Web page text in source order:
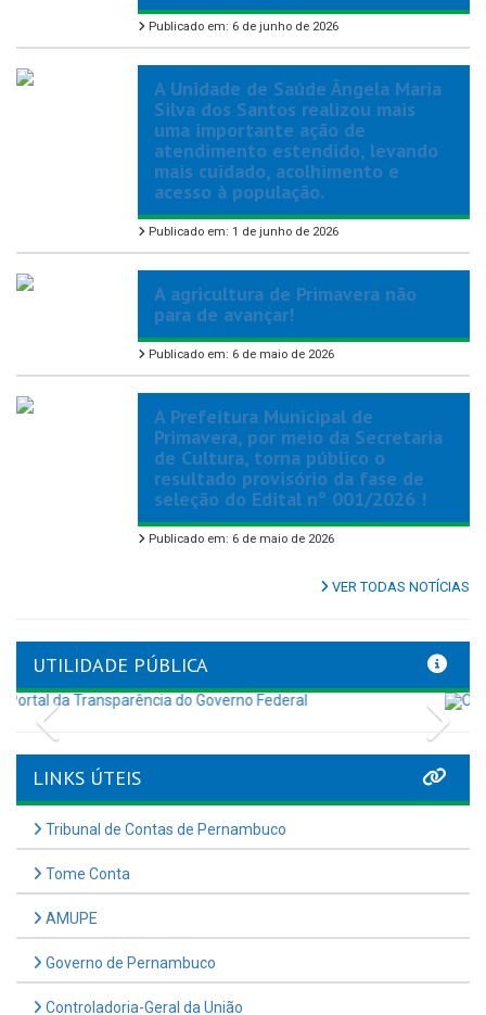
Publicado em: 6 de junho de 2026
A Unidade de Saúde Ângela Maria
Silva dos Santos realizou mais
uma importante ação de
atendimento estendido, levando
mais cuidado, acolhimento e
acesso à população.
Publicado em: 1 de junho de 2026
A agricultura de Primavera não
para de avançar!
Publicado em: 6 de maio de 2026
A Prefeitura Municipal de
Primavera, por meio da Secretaria
de Cultura, torna público o
resultado provisório da fase de
seleção do Edital nº 001/2026 !
Publicado em: 6 de maio de 2026
VER TODAS NOTÍCIAS
UTILIDADE PÚBLICA
Previous
LINKS ÚTEIS
Tribunal de Contas de Pernambuco
Tome Conta
AMUPE
Governo de Pernambuco
Controladoria-Geral da União